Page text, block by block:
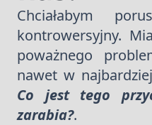
Chciałabym
kontrowersyjny.
poważnego
nawet w
Co jest tego
zarabia?.